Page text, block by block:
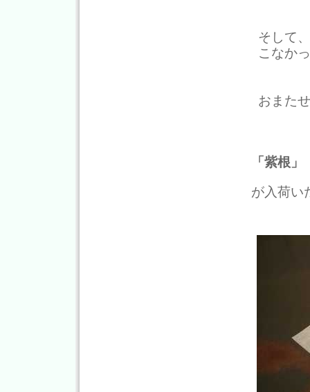
そして
こなか
おまた
「紫根」
が入荷い